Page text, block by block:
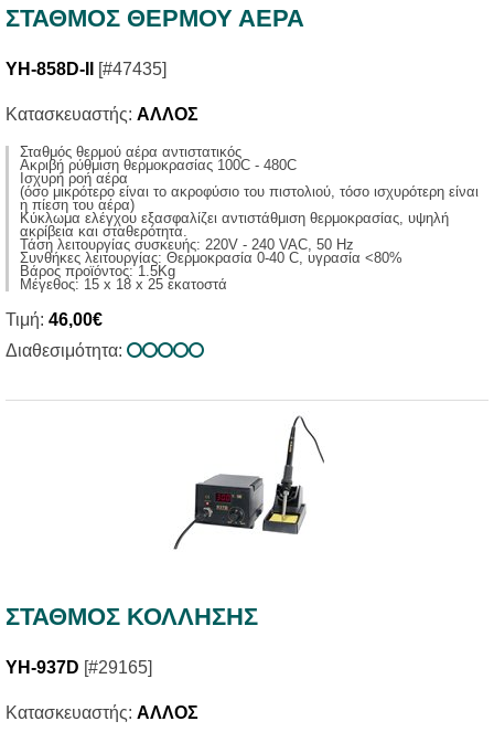
ΣΤΑΘΜOΣ ΘΕΡΜΟΥ ΑΕΡΑ
YH-858D-II [#47435]
Κατασκευαστής: ΑΛΛΟΣ
Σταθμός θερμού αέρα αντιστατικός
Aκριβή ρύθμιση θερμοκρασίας 100C - 480C
Ισχυρή ροή αέρα
(όσο μικρότερο είναι το ακροφύσιο του πιστολιού, τόσο ισχυρότερη είναι
η πίεση του αέρα)
Κύκλωμα ελέγχου εξασφαλίζει αντιστάθμιση θερμοκρασίας, υψηλή
ακρίβεια και σταθερότητα.
Τάση λειτουργίας συσκευής: 220V - 240 VAC, 50 Ηz
Συνθήκες λειτουργίας: Θερμοκρασία 0-40 C, υγρασία <80%
Βάρος προϊόντος: 1.5Kg
Μέγεθος: 15 x 18 x 25 εκατοστά
Τιμή: 46,00€
Διαθεσιμότητα:
ΣΤΑΘΜOΣ ΚΟΛΛΗΣΗΣ
YH-937D [#29165]
Κατασκευαστής: ΑΛΛΟΣ